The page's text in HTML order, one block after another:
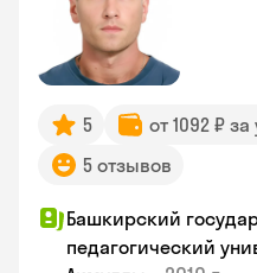
5 от 1092 ₽
5 отзывов
Башкирский
педагогический